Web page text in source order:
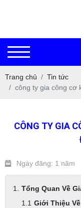
Trang chủ
Tin tức
công ty gia công cơ
CÔNG TY GIA
Ngày đăng: 1 năm
Tổng Quan Về
Giới Thiệu